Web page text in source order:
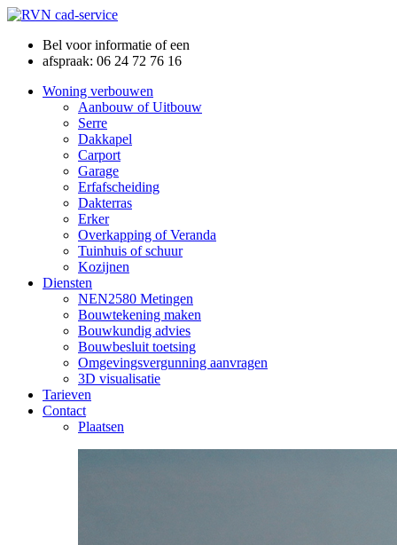
Bel voor informatie of een
afspraak: 06 24 72 76 16
Woning verbouwen
Aanbouw of Uitbouw
Serre
Dakkapel
Carport
Garage
Erfafscheiding
Dakterras
Erker
Overkapping of Veranda
Tuinhuis of schuur
Kozijnen
Diensten
NEN2580 Metingen
Bouwtekening maken
Bouwkundig advies
Bouwbesluit toetsing
Omgevingsvergunning aanvragen
3D visualisatie
Tarieven
Contact
Plaatsen